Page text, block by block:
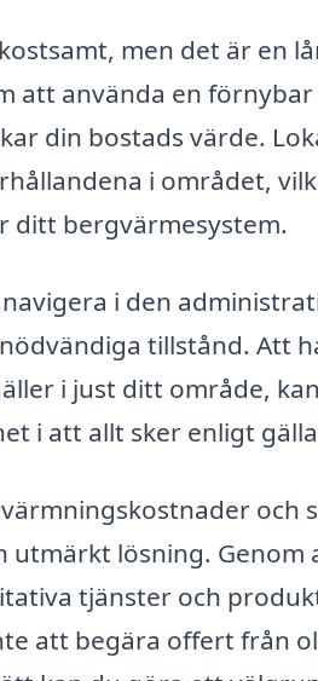
men det är en
att använda en
din bostads värde.
i området,
ditt bergvärmesystem.
i den
tillstånd. Att
i just ditt område,
i att allt sker enligt
och
utmärkt lösning.
tjänster och
att begära offert från